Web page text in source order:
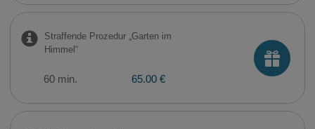
Straffende Prozedur „Garten im
Himmel“
60 min. 65.00 €